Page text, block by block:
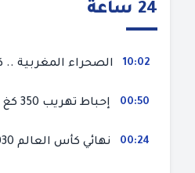
24 ساعة
10:02
00:50
00:24